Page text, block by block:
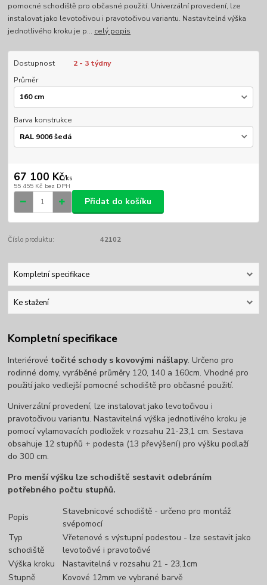
pomocné schodiště pro občasné použití. Univerzální provedení, lze
instalovat jako levotočivou i pravotočivou variantu. Nastavitelná výška
jednotlivého kroku je p... celý popis
Dostupnost
2 - 3 týdny
Průměr
Barva konstrukce
67 100 Kč/ks
55 455 Kč bez DPH
Přidat do košíku
Číslo produktu: 42102
Kompletní specifikace
Ke stažení
Kompletní specifikace
Interiérové točité schody s kovovými nášlapy. Určeno pro
rodinné domy, vyráběné průměry 120, 140 a 160cm. Vhodné pro
použití jako vedlejší pomocné schodiště pro občasné použití.
Univerzální provedení, lze instalovat jako levotočivou i
pravotočivou variantu. Nastavitelná výška jednotlivého kroku je
pomocí vylamovacích podložek v rozsahu 21-23,1 cm. Sestava
obsahuje 12 stupňů + podesta (13 převýšení) pro výšku podlaží
do 300 cm.
Pro menší výšku lze schodiště sestavit odebráním
potřebného počtu stupňů.
Popis
Stavebnicové schodiště - určeno pro montáž
svépomocí
Typ
schodiště
Vřetenové s výstupní podestou - lze sestavit jako
levotočivé i pravotočivé
Výška kroku
Nastavitelná v rozsahu 21 - 23,1cm
Stupně
Kovové 12mm ve vybrané barvě